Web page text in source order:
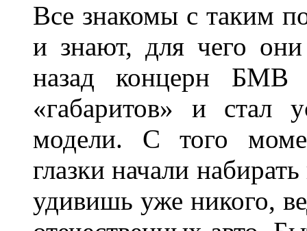
Все знакомы с таким
и знают, для чего
назад концерн БМВ
«габаритов» и стал
модели. С того
глазки начали
удивишь уже никого,